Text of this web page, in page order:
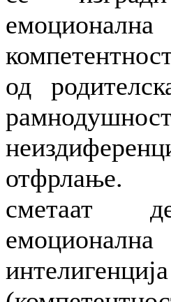
емоционална
од
отфрлање.
сметаат
емоционална
интелигенција